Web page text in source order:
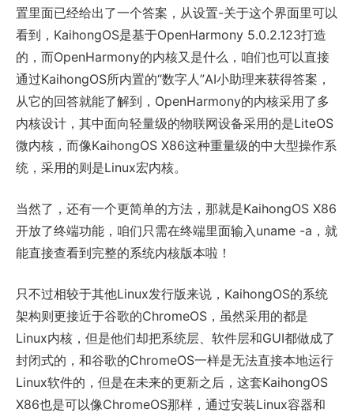
置里面已经给出了一个答案，从设置-关于这个界面里可以
看到，KaihongOS是基于OpenHarmony 5.0.2.123打造
的，而OpenHarmony的内核又是什么，咱们也可以直接
通过KaihongOS所内置的“数字人”AI小助理来获得答案，
从它的回答就能了解到，OpenHarmony的内核采用了多
内核设计，其中面向轻量级的物联网设备采用的是LiteOS
微内核，而像KaihongOS X86这种重量级的中大型操作系
统，采用的则是Linux宏内核。
当然了，还有一个更简单的方法，那就是KaihongOS X86
开放了终端功能，咱们只需在终端里面输入uname -a，就
能直接查看到完整的系统内核版本啦！
只不过相较于其他Linux发行版来说，KaihongOS的系统
架构则更接近于谷歌的ChromeOS，虽然采用的都是
Linux内核，但是他们却把系统层、软件层和GUI都做成了
封闭式的，和谷歌的ChromeOS一样是无法直接本地运行
Linux软件的，但是在未来的更新之后，这套KaihongOS
X86也是可以像ChromeOS那样，通过安装Linux容器和